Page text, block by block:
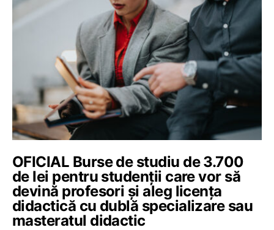
OFICIAL Burse de studiu de 3.700
de lei pentru studenții care vor să
devină profesori și aleg licența
didactică cu dublă specializare sau
masteratul didactic